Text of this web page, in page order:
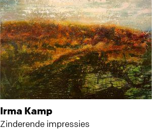
Irma Kamp
Zinderende impressies